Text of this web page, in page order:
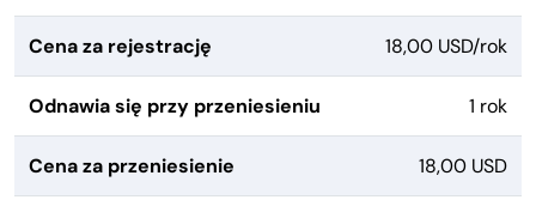
Cena za rejestrację 18,00 USD/rok
Odnawia się przy przeniesieniu 1 rok
Cena za przeniesienie 18,00 USD